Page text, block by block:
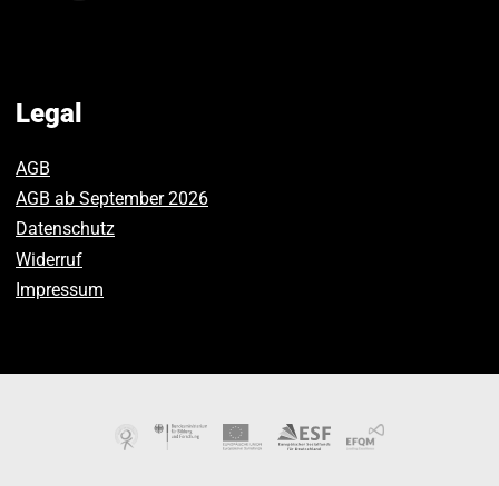
Legal
AGB
AGB ab September 2026
Datenschutz
Widerruf
Impressum